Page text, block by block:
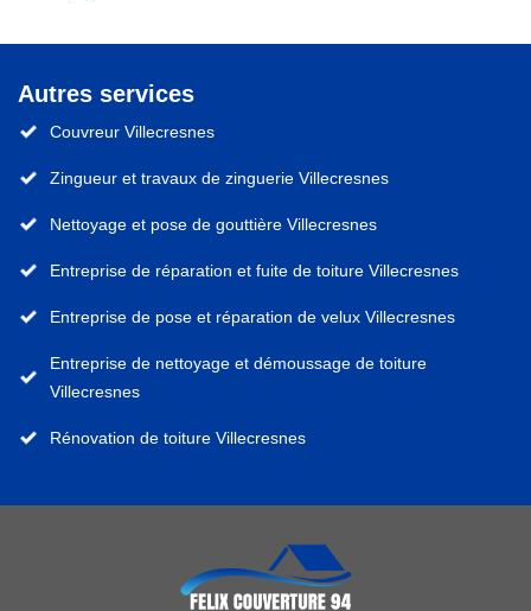
Autres services
Couvreur Villecresnes
Zingueur et travaux de zinguerie Villecresnes
Nettoyage et pose de gouttière Villecresnes
Entreprise de réparation et fuite de toiture Villecresnes
Entreprise de pose et réparation de velux Villecresnes
Entreprise de nettoyage et démoussage de toiture
Villecresnes
Rénovation de toiture Villecresnes